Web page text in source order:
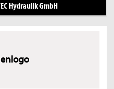
Hydraulik GmbH